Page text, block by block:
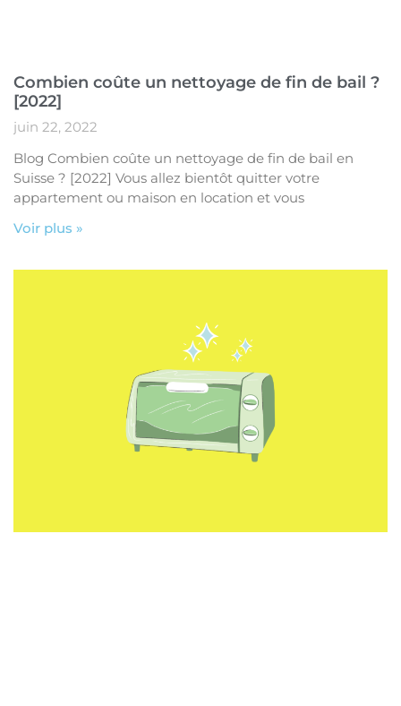
Combien coûte un nettoyage de fin de bail ?
[2022]
juin 22, 2022
Blog Combien coûte un nettoyage de fin de bail en
Suisse ? [2022] Vous allez bientôt quitter votre
appartement ou maison en location et vous
Voir plus »